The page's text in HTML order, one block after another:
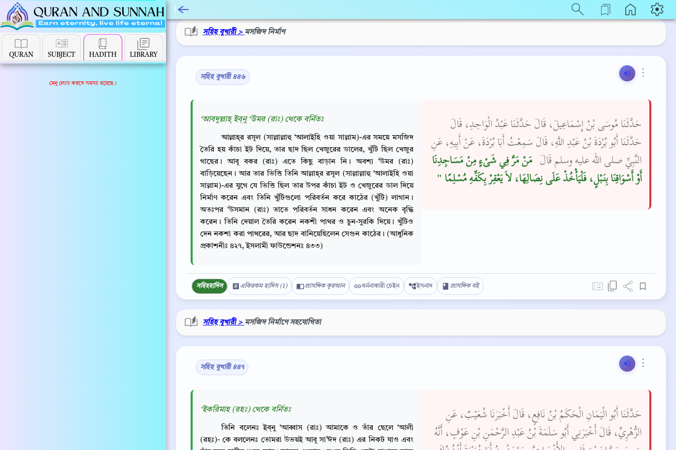
QURAN SUBJECT HADITH LIBRARY
মেনু লোড করতে সমস্যা হয়েছে।
সহিহ বুখারী > মসজিদ নির্মাণ
⋮
সহিহ বুখারী ৪৪৬
حَدَّثَنَا مُوسَى بْنُ إِسْمَاعِيلَ، قَالَ حَدَّثَنَا عَبْدُ الْوَاحِدِ، قَالَ
حَدَّثَنَا أَبُو بُرْدَةَ بْنُ عَبْدِ اللَّهِ، قَالَ سَمِعْتُ أَبَا بُرْدَةَ، عَنْ أَبِيهِ، عَنِ
النَّبِيِّ صلى الله عليه وسلم قَالَ ‏
‏ مَنْ مَرَّ فِي شَىْءٍ مِنْ مَسَاجِدِنَا
أَوْ أَسْوَاقِنَا بِنَبْلٍ، فَلْيَأْخُذْ عَلَى نِصَالِهَا، لاَ يَعْقِرْ بِكَفِّهِ مُسْلِمًا ‏"
‘আবদুল্লাহ্‌ ইব্‌নু ‘উমর (রাঃ) থেকে বর্নিতঃ
আল্লাহ্‌র রসূল (সাল্লাল্লাহু ‘আলাইহি ওয়া সাল্লাম)-এর সময়ে মসজিদ
তৈরি হয় কাঁচা ইট দিয়ে, তার ছাদ ছিল খেজুরের ডালের, খুঁটি ছিল খেজুর
গাছের। আবূ বকর (রাঃ) এতে কিছু বাড়ান নি। অবশ্য ‘উমর (রাঃ)
বাড়িয়েছেন। আর তার ভিত্তি তিনি আল্লাহ্‌র রসূল (সাল্লাল্লাহু ‘আলাইহি ওয়া
সাল্লাম)-এর যুগে যে ভিত্তি ছিল তার উপর কাঁচা ইট ও খেজুরের ডাল দিয়ে
নির্মাণ করেন এবং তিনি খুঁটিগুলো পরিবর্তন করে কাঠের (খুঁটি) লাগান।
অতঃপর ‘উসমান (রাঃ) তাতে পরিবর্তন সাধন করেন এবং অনেক বৃদ্ধি
করেন। তিনি দেয়াল তৈরি করেন নকশী পাথর ও চুন-সুরকি দিয়ে। খুঁটিও
দেন নকশা করা পাথরের, আর ছাদ বানিয়েছিলেন সেগুন কাঠের। (আধুনিক
প্রকাশনীঃ ৪২৭, ইসলামী ফাউন্ডেশনঃ ৪৩৩)
সহিহহাদিস একিরকম হাদিস (1) প্রাসঙ্গিক কুরআন বর্ননাকারী চেইন ইসনাদ প্রাসঙ্গিক বই
সহিহ বুখারী > মসজিদ নির্মাণে সহযোগিতা
⋮
সহিহ বুখারী ৪৪৭
حَدَّثَنَا أَبُو الْيَمَانِ الْحَكَمُ بْنُ نَافِعٍ، قَالَ أَخْبَرَنَا شُعَيْبٌ، عَنِ
الزُّهْرِيِّ، قَالَ أَخْبَرَنِي أَبُو سَلَمَةَ بْنُ عَبْدِ الرَّحْمَنِ بْنِ عَوْفٍ، أَنَّهُ
‘ইকরিমাহ (রহঃ) থেকে বর্নিতঃ
তিনি বলেনঃ ইব্‌নু ‘আব্বাস (রাঃ) আমাকে ও তাঁর ছেলে ‘আলী
(রহঃ)- কে বললেনঃ তোমরা উভয়ই আবূ সা’ঈদ (রাঃ) এর নিকট যাও এবং